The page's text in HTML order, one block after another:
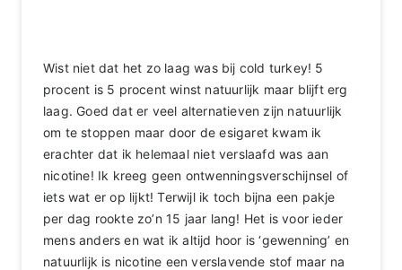
Wist niet dat het zo laag was bij cold turkey! 5
procent is 5 procent winst natuurlijk maar blijft erg
laag. Goed dat er veel alternatieven zijn natuurlijk
om te stoppen maar door de esigaret kwam ik
erachter dat ik helemaal niet verslaafd was aan
nicotine! Ik kreeg geen ontwenningsverschijnsel of
iets wat er op lijkt! Terwijl ik toch bijna een pakje
per dag rookte zo’n 15 jaar lang! Het is voor ieder
mens anders en wat ik altijd hoor is ‘gewenning’ en
natuurlijk is nicotine een verslavende stof maar na